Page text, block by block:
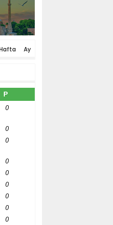
Ay
P
0
0
0
0
0
0
0
0
0